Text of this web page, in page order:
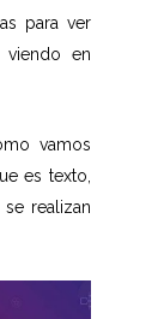
para ver
en
vamos
es texto,
realizan